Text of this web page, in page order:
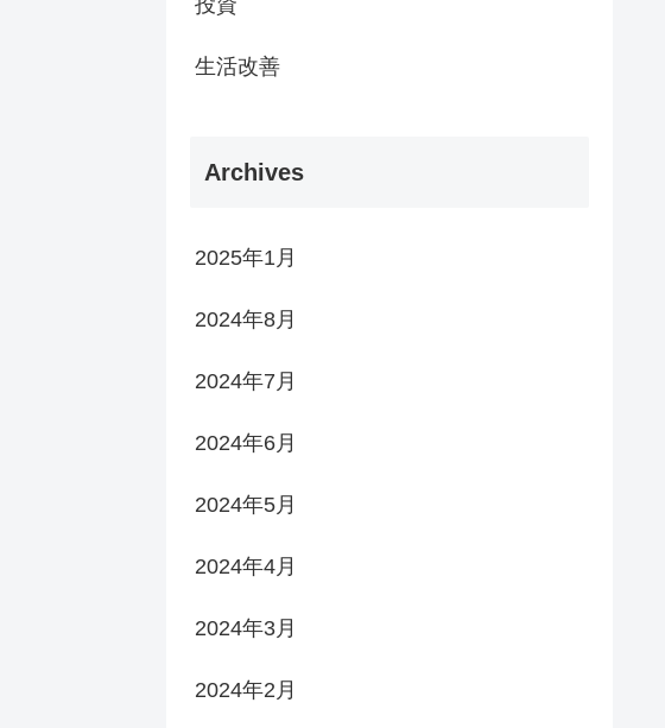
投資
生活改善
Archives
2025年1月
2024年8月
2024年7月
2024年6月
2024年5月
2024年4月
2024年3月
2024年2月